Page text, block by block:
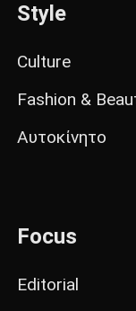
Style
Culture
Fashion &
Αυτοκίνητο
Focus
Editorial